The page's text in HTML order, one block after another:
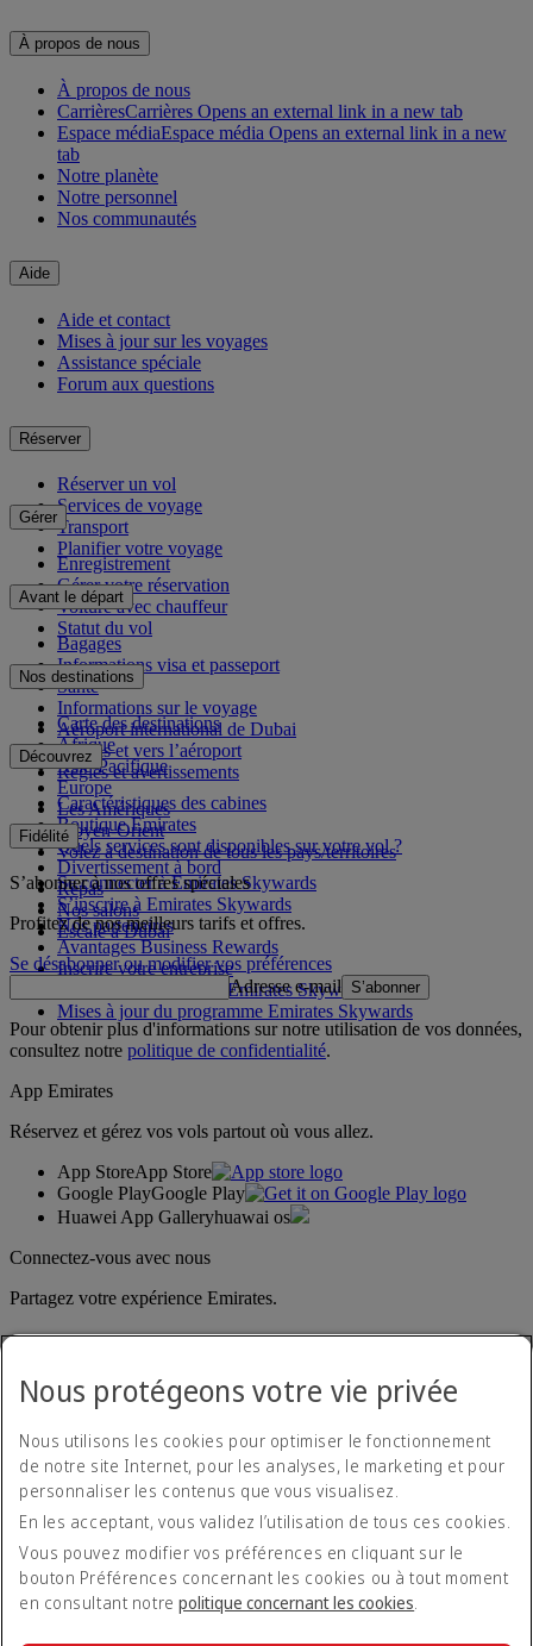
À propos de nous
À propos de nous
CarrièresCarrières Opens an external link in a new tab
Espace médiaEspace média Opens an external link in a new
tab
Notre planète
Notre personnel
Nos communautés
Aide
Aide et contact
Mises à jour sur les voyages
Assistance spéciale
Forum aux questions
Réserver
Réserver un vol
Services de voyage
Transport
Planifier votre voyage
Gérer
Enregistrement
Gérer votre réservation
Voiture avec chauffeur
Statut du vol
Avant le départ
Bagages
Informations visa et passeport
Santé
Informations sur le voyage
Aéroport international de Dubai
Depuis et vers l’aéroport
Règles et avertissements
Nos destinations
Carte des destinations
Afrique
Asie-Pacifique
Europe
Les Amériques
Moyen-Orient
Volez à destination de tous les pays/territoires
Découvrez
Caractéristiques des cabines
Boutique Emirates
Quels services sont disponibles sur votre vol ?
Divertissement à bord
Repas
Nos salons
Escale à Dubai
Fidélité
Se connecter à Emirates Skywards
S’inscrire à Emirates Skywards
Nos partenaires
Avantages Business Rewards
Inscrire votre entreprise
Règles du programme Emirates Skywards
Mises à jour du programme Emirates Skywards
S’abonner à nos offres spéciales
Profitez de nos meilleurs tarifs et offres.
Se désabonner ou modifier vos préférences
Adresse e-mail S’abonner
Pour obtenir plus d'informations sur notre utilisation de vos données,
consultez notre politique de confidentialité.
App Emirates
Réservez et gérez vos vols partout où vous allez.
App StoreApp Store
Google PlayGoogle Play
Huawei App Galleryhuawai os
Connectez-vous avec nous
Partagez votre expérience Emirates.
Déclaration d'accessibilité
Nous contacter
Politique de confidentialité
Conditions générales
Politique en matière de cookies
Cyber-sécurité
Nous protégeons votre vie privée
Nous utilisons les cookies pour optimiser le fonctionnement
de notre site Internet, pour les analyses, le marketing et pour
personnaliser les contenus que vous visualisez.
En les acceptant, vous validez l’utilisation de tous ces cookies.
Vous pouvez modifier vos préférences en cliquant sur le
bouton Préférences concernant les cookies ou à tout moment
en consultant notrepolitique concernant les cookies.